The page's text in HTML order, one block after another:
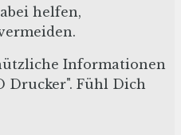
helfen,
Informationen
Drucker". Fühl Dich